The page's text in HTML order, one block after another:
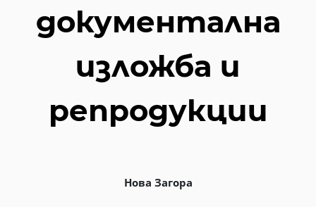
документална
изложба и
репродукции
Нова Загора